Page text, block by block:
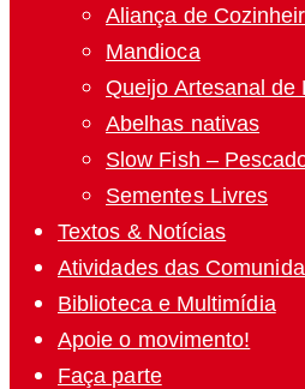
Aliança de
Mandioca
Queijo Artesanal de
Abelhas nativas
Slow Fish –
Sementes Livres
Textos & Notícias
Atividades das
Biblioteca e Multimídia
Apoie o movimento!
Faça parte